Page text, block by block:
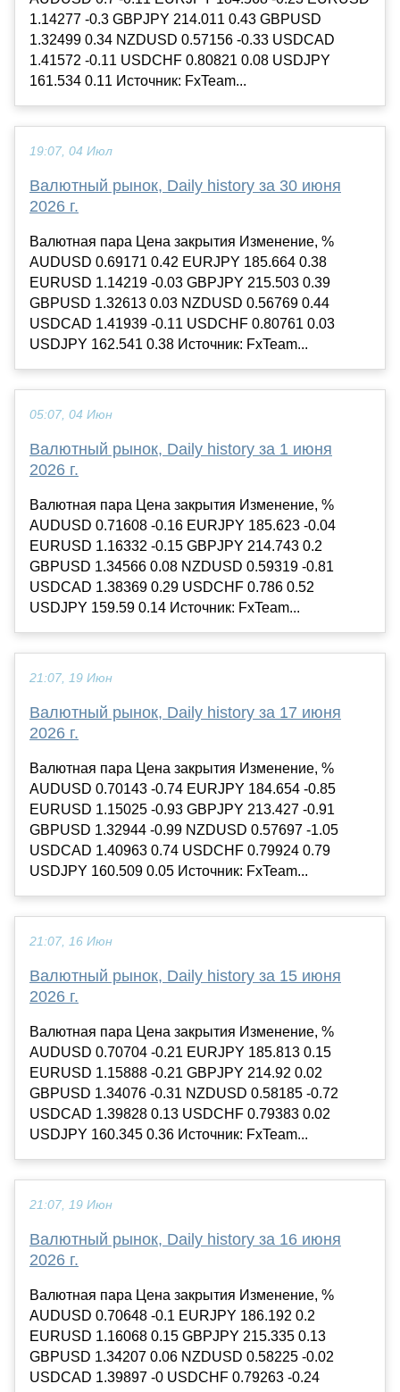
1.14277 -0.3 GBPJPY 214.011 0.43 GBPUSD
1.32499 0.34 NZDUSD 0.57156 -0.33 USDCAD
1.41572 -0.11 USDCHF 0.80821 0.08 USDJPY
161.534 0.11 Источник: FxTeam...
19:07, 04 Июл
Валютный рынок, Daily history за 30 июня
2026 г.
Валютная пара Цена закрытия Изменение, %
AUDUSD 0.69171 0.42 EURJPY 185.664 0.38
EURUSD 1.14219 -0.03 GBPJPY 215.503 0.39
GBPUSD 1.32613 0.03 NZDUSD 0.56769 0.44
USDCAD 1.41939 -0.11 USDCHF 0.80761 0.03
USDJPY 162.541 0.38 Источник: FxTeam...
05:07, 04 Июн
Валютный рынок, Daily history за 1 июня
2026 г.
Валютная пара Цена закрытия Изменение, %
AUDUSD 0.71608 -0.16 EURJPY 185.623 -0.04
EURUSD 1.16332 -0.15 GBPJPY 214.743 0.2
GBPUSD 1.34566 0.08 NZDUSD 0.59319 -0.81
USDCAD 1.38369 0.29 USDCHF 0.786 0.52
USDJPY 159.59 0.14 Источник: FxTeam...
21:07, 19 Июн
Валютный рынок, Daily history за 17 июня
2026 г.
Валютная пара Цена закрытия Изменение, %
AUDUSD 0.70143 -0.74 EURJPY 184.654 -0.85
EURUSD 1.15025 -0.93 GBPJPY 213.427 -0.91
GBPUSD 1.32944 -0.99 NZDUSD 0.57697 -1.05
USDCAD 1.40963 0.74 USDCHF 0.79924 0.79
USDJPY 160.509 0.05 Источник: FxTeam...
21:07, 16 Июн
Валютный рынок, Daily history за 15 июня
2026 г.
Валютная пара Цена закрытия Изменение, %
AUDUSD 0.70704 -0.21 EURJPY 185.813 0.15
EURUSD 1.15888 -0.21 GBPJPY 214.92 0.02
GBPUSD 1.34076 -0.31 NZDUSD 0.58185 -0.72
USDCAD 1.39828 0.13 USDCHF 0.79383 0.02
USDJPY 160.345 0.36 Источник: FxTeam...
21:07, 19 Июн
Валютный рынок, Daily history за 16 июня
2026 г.
Валютная пара Цена закрытия Изменение, %
AUDUSD 0.70648 -0.1 EURJPY 186.192 0.2
EURUSD 1.16068 0.15 GBPJPY 215.335 0.13
GBPUSD 1.34207 0.06 NZDUSD 0.58225 -0.02
USDCAD 1.39897 -0 USDCHF 0.79263 -0.24